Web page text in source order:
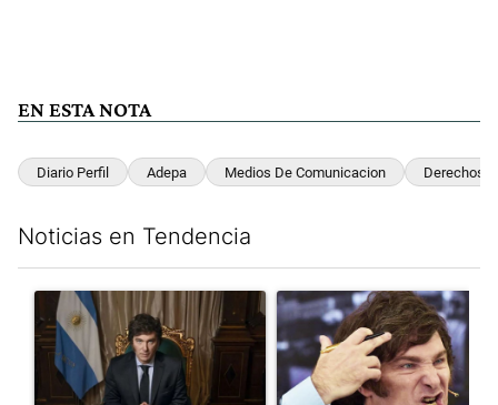
EN ESTA NOTA
Diario Perfil Adepa Medios De Comunicacion Derechos
Noticias en Tendencia
Un artículo de tendencia con el título "Milei, listo para 'atajar'
Un artículo de tendencia con